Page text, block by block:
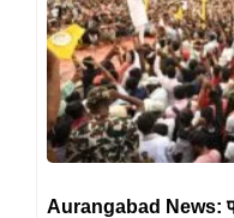
Aurangabad News: